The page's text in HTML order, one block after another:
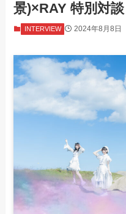
景)×RAY 特別対談
INTERVIEW 2024年8月8日